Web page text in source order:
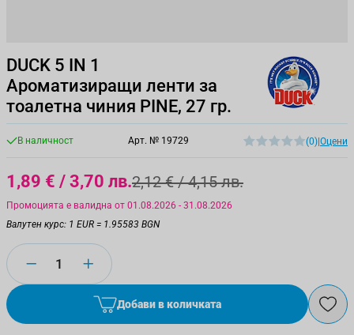
DUCK 5 IN 1
Ароматизиращи ленти за
тоалетна чиния PINE, 27 гр.
В наличност Арт. № 19729 (0) Оцени
1,89 € / 3,70 лв.2,12 € / 4,15 лв.
Промоцията е валидна от 01.08.2026 - 31.08.2026
Валутен курс: 1 EUR = 1.95583 BGN
Количество
Добави в количката